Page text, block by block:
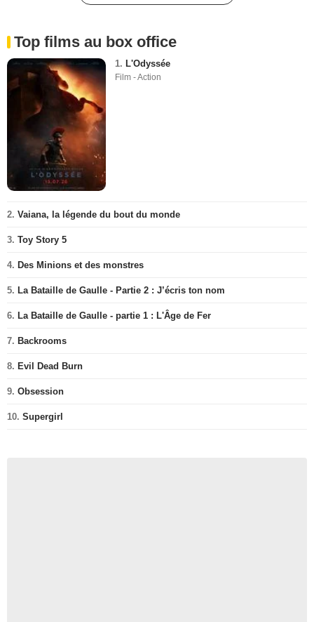
Top films au box office
1. L'Odyssée
Film - Action
2. Vaiana, la légende du bout du monde
3. Toy Story 5
4. Des Minions et des monstres
5. La Bataille de Gaulle - Partie 2 : J’écris ton nom
6. La Bataille de Gaulle - partie 1 : L'Âge de Fer
7. Backrooms
8. Evil Dead Burn
9. Obsession
10. Supergirl